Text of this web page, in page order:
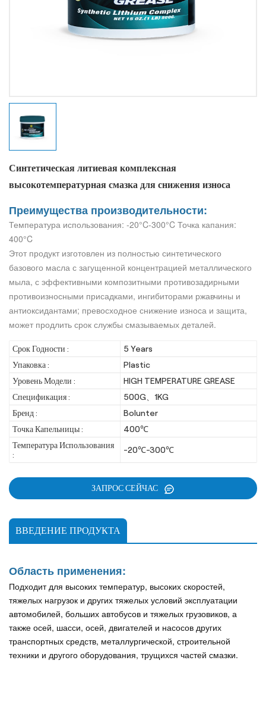
Синтетическая литиевая комплексная
высокотемпературная смазка для снижения износа
Преимущества производительности:
Температура использования: -20°C-300°C Точка капания:
400°C
Этот продукт изготовлен из полностью синтетического
базового масла с загущенной концентрацией металлического
мыла, с эффективными композитными противозадирными
противоизносными присадками, ингибиторами ржавчины и
антиоксидантами; превосходное снижение износа и защита,
может продлить срок службы смазываемых деталей.
Срок Годности :
5 Years
Упаковка :
Plastic
Уровень Модели :
HIGH TEMPERATURE GREASE
Спецификация :
500G、1KG
Бренд :
Bolunter
Точка Капельницы :
400℃
Температура Использования
:
-20℃-300℃
ЗАПРОС СЕЙЧАС
ВВЕДЕНИЕ ПРОДУКТА
Область применения:
Подходит для высоких температур, высоких скоростей,
тяжелых нагрузок и других тяжелых условий эксплуатации
автомобилей, больших автобусов и тяжелых грузовиков, а
также осей, шасси, осей, двигателей и насосов других
транспортных средств, металлургической, строительной
техники и другого оборудования, трущихся частей смазки.